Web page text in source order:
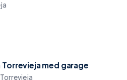
med garage